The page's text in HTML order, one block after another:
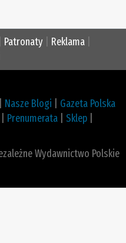
Patronaty Reklama
Nasze Blogi
Gazeta Polska
Prenumerata Sklep
Wydawnictwo Polskie